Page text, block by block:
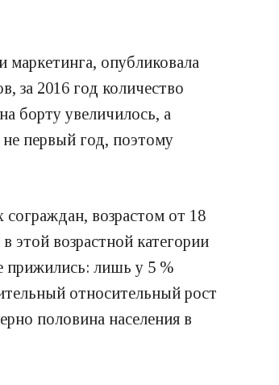
опубликовала
за 2016 год количество
борту увеличилось, а
первый год, поэтому
возрастом от 18
этой возрастной категории
прижились: лишь у 5 %
относительный рост
половина населения в